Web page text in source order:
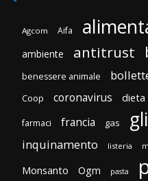
Agcom Aifa
ambiente antitrust
benessere animale
Coop coronavirus dieta
farmaci francia gas
inquinamento listeria
Monsanto Ogm pasta